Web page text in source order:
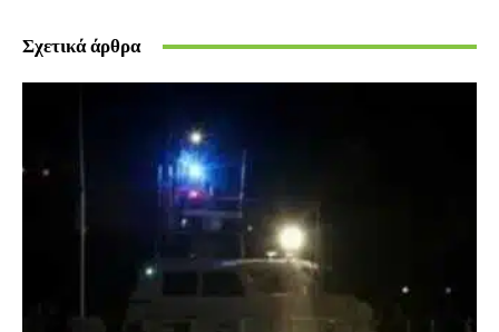
Σχετικά άρθρα